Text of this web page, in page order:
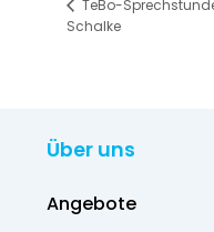
TeBo-
Schalke
Über uns
Angebote